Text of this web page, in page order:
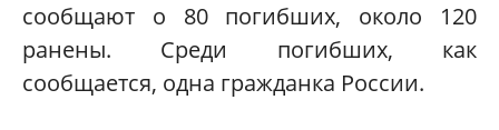
сообщают о 80 погибших, около 120
ранены. Среди погибших, как
сообщается, одна гражданка России.